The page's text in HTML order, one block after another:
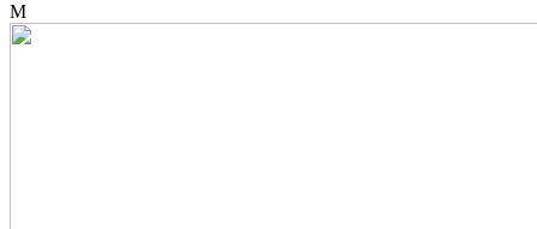
M